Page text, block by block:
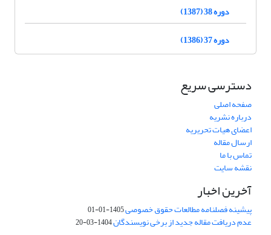
دوره 38 (1387)
دوره 37 (1386)
دسترسی سریع
صفحه اصلی
درباره نشریه
اعضای هیات تحریریه
ارسال مقاله
تماس با ما
نقشه سایت
آخرین اخبار
پیشینه فصلنامه مطالعات حقوق خصوصی1405-01-01
عدم دریافت مقاله جدید از برخی نویسندگان1404-03-20